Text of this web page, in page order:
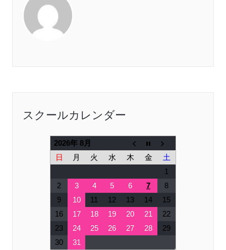
スクールカレンダー
2026年 8月
日 月 火 水 木 金 土
1
2
3 4 5 6 7
8
9
10 11 12 13 14
15
16
17 18 19 20 21
22
23
24 25 26 27 28
29
30
31